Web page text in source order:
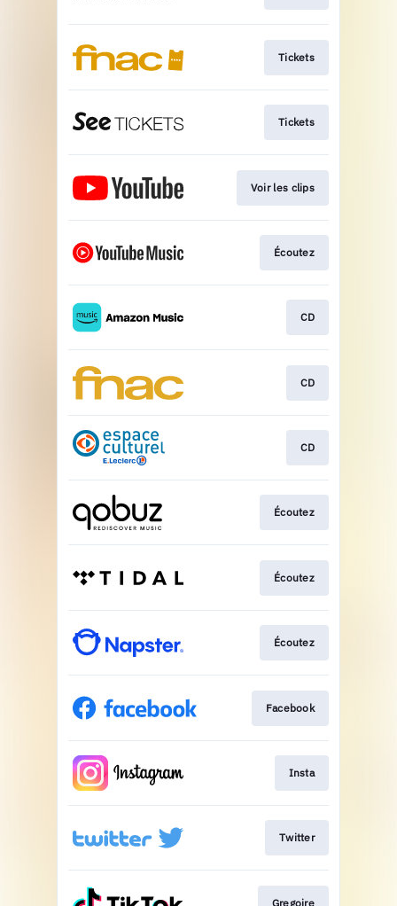
Tickets
Tickets
Voir les clips
Écoutez
CD
CD
CD
Écoutez
Écoutez
Écoutez
Facebook
Insta
Twitter
Gregoire